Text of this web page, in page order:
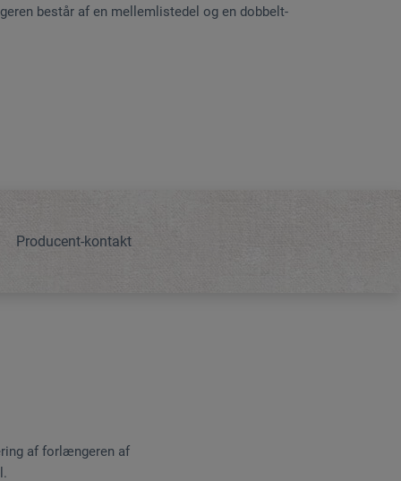
består af en mellemlistedel og en dobbelt-
Producent-kontakt
af forlængeren af